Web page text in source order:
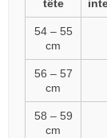
tête
54 – 55
cm
56 – 57
cm
58 – 59
cm